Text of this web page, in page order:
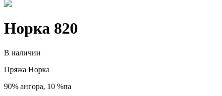
Норка 820
В наличии
Пряжа Норка
90% ангора, 10 %па